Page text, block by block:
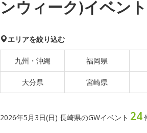
ンウィーク)イベント
エリアを絞り込む
九州・沖縄 福岡県
大分県 宮崎県
2026年5月3日(日) 長崎県のGWイベント 24